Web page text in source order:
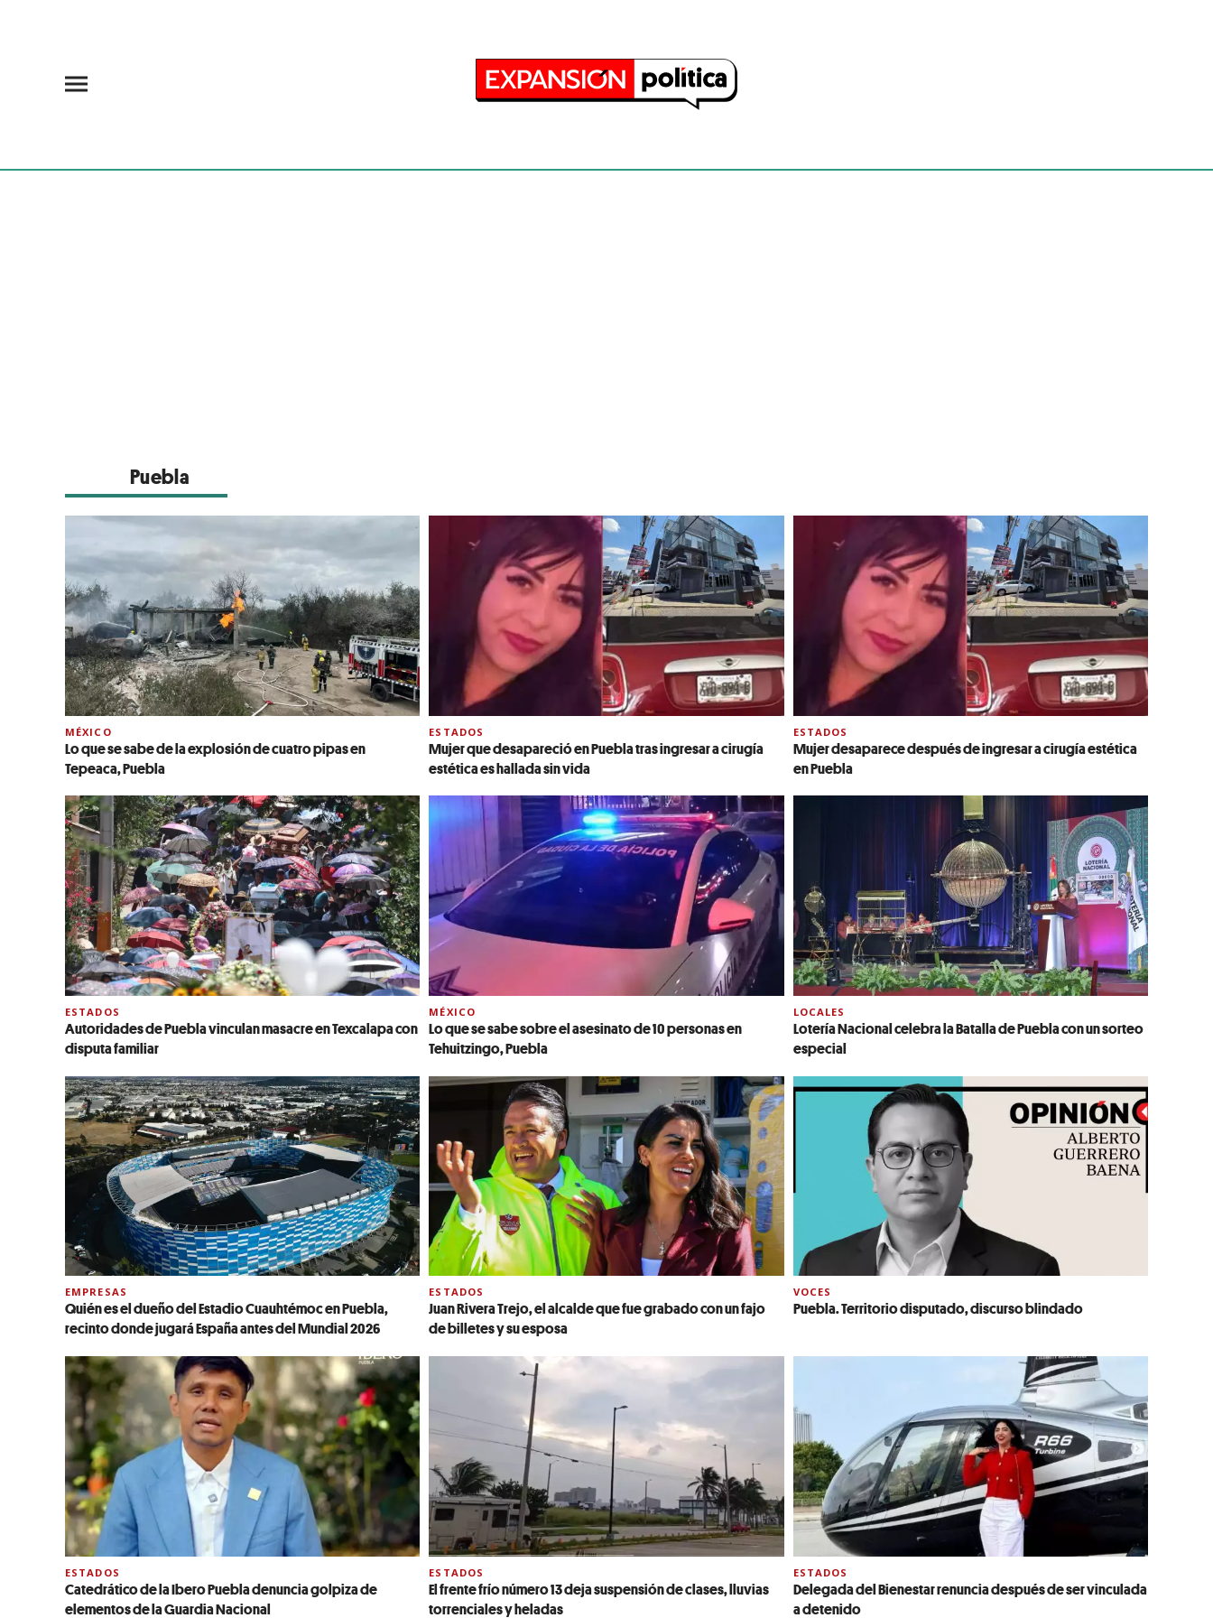
Puebla
MÉXICO
Lo que se sabe de la explosión de cuatro pipas en
Tepeaca, Puebla
ESTADOS
Mujer que desapareció en Puebla tras ingresar a cirugía
estética es hallada sin vida
ESTADOS
Mujer desaparece después de ingresar a cirugía estética
en Puebla
ESTADOS
Autoridades de Puebla vinculan masacre en Texcalapa con
disputa familiar
MÉXICO
Lo que se sabe sobre el asesinato de 10 personas en
Tehuitzingo, Puebla
LOCALES
Lotería Nacional celebra la Batalla de Puebla con un sorteo
especial
EMPRESAS
Quién es el dueño del Estadio Cuauhtémoc en Puebla,
recinto donde jugará España antes del Mundial 2026
ESTADOS
Juan Rivera Trejo, el alcalde que fue grabado con un fajo
de billetes y su esposa
VOCES
Puebla. Territorio disputado, discurso blindado
ESTADOS
Catedrático de la Ibero Puebla denuncia golpiza de
elementos de la Guardia Nacional
ESTADOS
El frente frío número 13 deja suspensión de clases, lluvias
torrenciales y heladas
ESTADOS
Delegada del Bienestar renuncia después de ser vinculada
a detenido